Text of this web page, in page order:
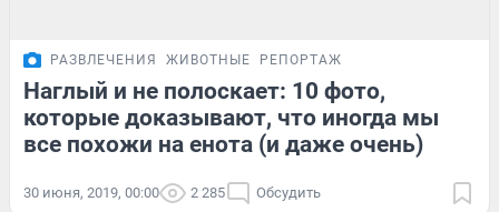
РАЗВЛЕЧЕНИЯ ЖИВОТНЫЕ РЕПОРТАЖ
Наглый и не полоскает: 10 фото,
которые доказывают, что иногда мы
все похожи на енота (и даже очень)
30 июня, 2019, 00:00 2 285 Обсудить